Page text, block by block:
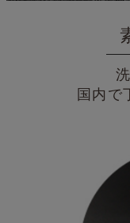
国内で